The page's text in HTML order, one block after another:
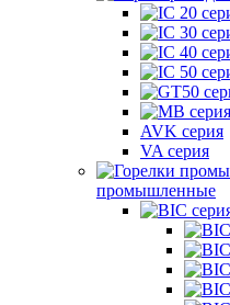
AVK серия
VA серия
промышленные